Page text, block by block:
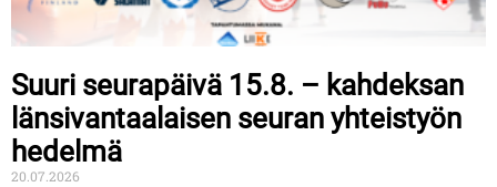
Suuri seurapäivä 15.8. – kahdeksan
länsivantaalaisen seuran yhteistyön
hedelmä
20.07.2026